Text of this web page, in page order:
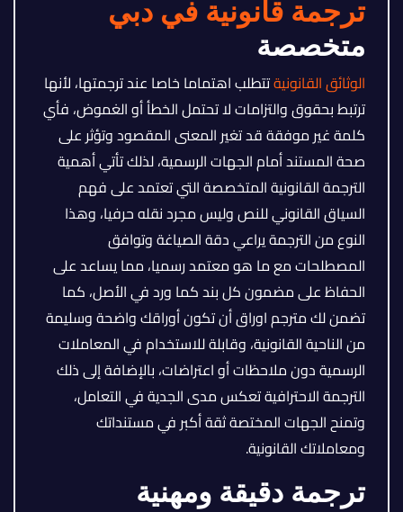
ترجمة قانونية في دبي
متخصصة
الوثائق القانونيةتتطلب اهتماما خاصا عند ترجمتها، لأنها
ترتبط بحقوق والتزامات لا تحتمل الخطأ أو الغموض، فأي
كلمة غير موفقة قد تغير المعنى المقصود وتؤثر على
صحة المستند أمام الجهات الرسمية، لذلك تأتي أهمية
الترجمة القانونية المتخصصة التي تعتمد على فهم
السياق القانوني للنص وليس مجرد نقله حرفيا، وهذا
النوع من الترجمة يراعي دقة الصياغة وتوافق
المصطلحات مع ما هو معتمد رسميا، مما يساعد على
الحفاظ على مضمون كل بند كما ورد في الأصل، كما
تضمن لك مترجم اوراق أن تكون أوراقك واضحة وسليمة
من الناحية القانونية، وقابلة للاستخدام في المعاملات
الرسمية دون ملاحظات أو اعتراضات، بالإضافة إلى ذلك
الترجمة الاحترافية تعكس مدى الجدية في التعامل،
وتمنح الجهات المختصة ثقة أكبر في مستنداتك
ومعاملاتك القانونية.
ترجمة دقيقة ومهنية